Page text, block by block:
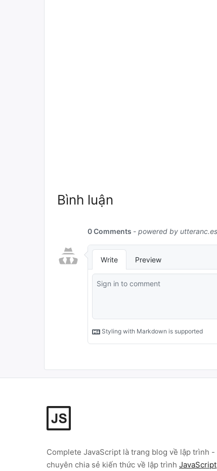
Bình luận
Complete JavaScript là trang blog về lập trình -
chuyên chia sẻ kiến thức về lập trình JavaScript